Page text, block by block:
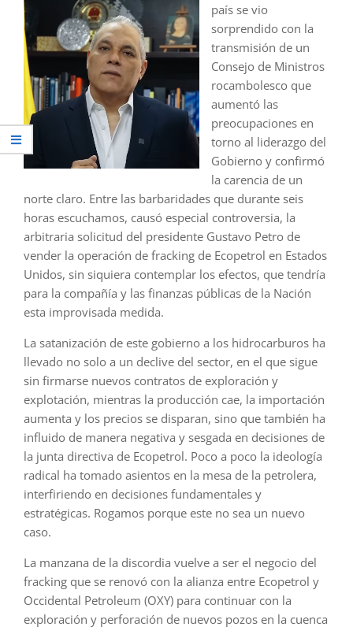
país se vio
sorprendido con la
transmisión de un
Consejo de Ministros
rocambolesco que
aumentó las
preocupaciones en
torno al liderazgo del
Gobierno y confirmó
la carencia de un
norte claro. Entre las barbaridades que durante seis
horas escuchamos, causó especial controversia, la
arbitraria solicitud del presidente Gustavo Petro de
vender la operación de fracking de Ecopetrol en Estados
Unidos, sin siquiera contemplar los efectos, que tendría
para la compañía y las finanzas públicas de la Nación
esta improvisada medida.
La satanización de este gobierno a los hidrocarburos ha
llevado no solo a un declive del sector, en el que sigue
sin firmarse nuevos contratos de exploración y
explotación, mientras la producción cae, la importación
aumenta y los precios se disparan, sino que también ha
influido de manera negativa y sesgada en decisiones de
la junta directiva de Ecopetrol. Poco a poco la ideología
radical ha tomado asientos en la mesa de la petrolera,
interfiriendo en decisiones fundamentales y
estratégicas. Rogamos porque este no sea un nuevo
caso.
La manzana de la discordia vuelve a ser el negocio del
fracking que se renovó con la alianza entre Ecopetrol y
Occidental Petroleum (OXY) para continuar con la
exploración y perforación de nuevos pozos en la cuenca